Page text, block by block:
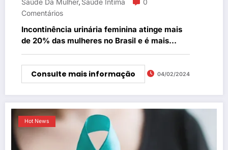
,
Comentários
Incontinência urinária feminina atinge mais
de 20% das mulheres no Brasil e é mais
comum durante a menopausa
Consulte mais informação 04/02/2024
Hot News